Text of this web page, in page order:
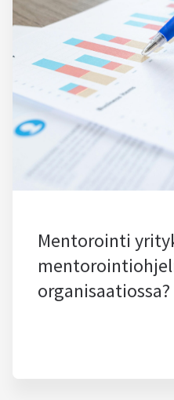
Mentorointi
organisaatiossa?